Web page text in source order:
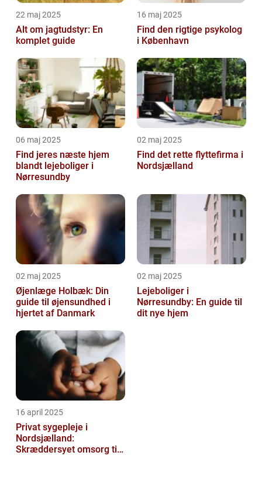
22 maj 2025
Alt om jagtudstyr: En
komplet guide
16 maj 2025
Find den rigtige psykolog
i København
06 maj 2025
Find jeres næste hjem
blandt lejeboliger i
Nørresundby
02 maj 2025
Find det rette flyttefirma i
Nordsjælland
02 maj 2025
Øjenlæge Holbæk: Din
guide til øjensundhed i
hjertet af Danmark
02 maj 2025
Lejeboliger i
Nørresundby: En guide til
dit nye hjem
16 april 2025
Privat sygepleje i
Nordsjælland:
Skræddersyet omsorg til